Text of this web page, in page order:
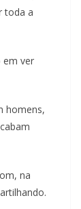
toda a
em ver
homens,
na